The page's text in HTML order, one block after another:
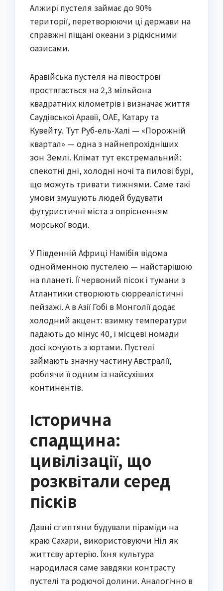
Алжирі пустеля займає до 90%
території, перетворюючи ці держави на
справжні піщані океани з рідкісними
оазисами.
Аравійська пустеля на півострові
простягається на 2,3 мільйона
квадратних кілометрів і визначає життя
Саудівської Аравії, ОАЕ, Катару та
Кувейту. Тут Руб-ель-Халі — «Порожній
квартал» — одна з найнепрохідніших
зон Землі. Клімат тут екстремальний:
спекотні дні, холодні ночі та пилові бурі,
що можуть тривати тижнями. Саме такі
умови змушують людей будувати
футуристичні міста з опрісненням
морської води.
У Південній Африці Намібія відома
однойменною пустелею — найстарішою
на планеті. Її червоний пісок і тумани з
Атлантики створюють сюрреалістичні
пейзажі. А в Азії Гобі в Монголії додає
холодний акцент: взимку температури
падають до мінус 40, і місцеві номади
досі кочують з юртами. Пустелі
займають значну частину Австралії,
роблячи її одним із найсухіших
континентів.
Історична
спадщина:
цивілізації, що
розквітали серед
пісків
Давні єгиптяни будували піраміди на
краю Сахари, використовуючи Ніл як
життєву артерію. Їхня культура
народилася саме завдяки контрасту
пустелі та родючої долини. Аналогічно в